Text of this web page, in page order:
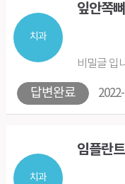
치과
잎안쪽
답변완료
비밀글 입
치과
임플란